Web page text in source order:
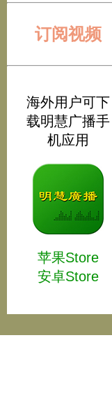
订阅视频
海外用户可下
载明慧广播手
机应用
苹果Store
安卓Store